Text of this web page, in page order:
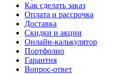
Как сделать заказ
Оплата и рассрочка
Доставка
Скидки и акции
Онлайн-калькулятор
Портфолио
Гарантия
Вопрос-ответ